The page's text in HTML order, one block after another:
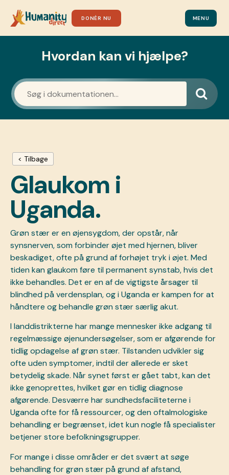
DONÉR NU MENU
Hvordan kan vi hjælpe?
< Tilbage
Glaukom i
Uganda.
Grøn stær er en øjensygdom, der opstår, når
synsnerven, som forbinder øjet med hjernen, bliver
beskadiget, ofte på grund af forhøjet tryk i øjet. Med
tiden kan glaukom føre til permanent synstab, hvis det
ikke behandles. Det er en af de vigtigste årsager til
blindhed på verdensplan, og i Uganda er kampen for at
håndtere og behandle grøn stær særlig akut.
I landdistrikterne har mange mennesker ikke adgang til
regelmæssige øjenundersøgelser, som er afgørende for
tidlig opdagelse af grøn stær. Tilstanden udvikler sig
ofte uden symptomer, indtil der allerede er sket
betydelig skade. Når synet først er gået tabt, kan det
ikke genoprettes, hvilket gør en tidlig diagnose
afgørende. Desværre har sundhedsfaciliteterne i
Uganda ofte for få ressourcer, og den oftalmologiske
behandling er begrænset, idet kun nogle få specialister
betjener store befolkningsgrupper.
For mange i disse områder er det svært at søge
behandling for grøn stær på grund af afstand,